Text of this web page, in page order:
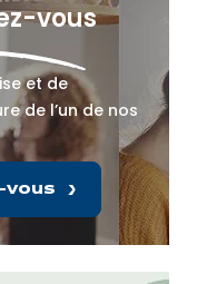
vous
et de
de l’un de nos
vous